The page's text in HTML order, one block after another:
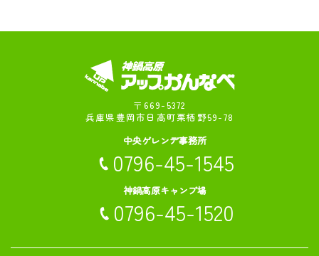
〒669-5372
兵庫県豊岡市日高町栗栖野59-78
中央ゲレンデ事務所
0796-45-1545
神鍋高原キャンプ場
0796-45-1520